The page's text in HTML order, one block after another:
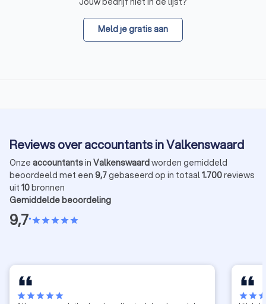
Meld je gratis aan
Reviews over accountants in Valkenswaard
Onze accountantsin Valkenswaardworden gemiddeld
beoordeeld met een 9,7gebaseerd op in totaal1.700reviews
uit 10bronnen
Gemiddelde beoordeling
9,7•starstarstarstarstar
starstarstarstarstar starstar